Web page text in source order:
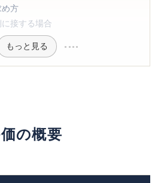
め方
接する場合
もっと見る
の概要